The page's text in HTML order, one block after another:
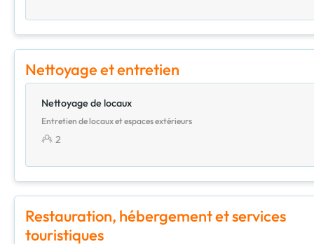
Nettoyage et entretien
Nettoyage de locaux
Entretien de locaux et espaces extérieurs
2
Restauration, hébergement et services
touristiques